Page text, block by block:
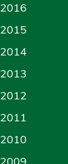
2016
2015
2014
2013
2012
2011
2010